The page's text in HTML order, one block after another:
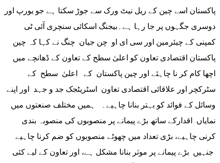
پاکستان اسے چین کے ریل نیٹ ورک سے جوڑ سکتا ہے جو یورپ اور
دوسری جگہوں پر جا رہا ہے۔بیجنگ اسکائی سنچری آئی ٹی
کمپنی کے چیئرمین اور سی ای او چن جیان چنگ نے کہا کہ چین
پاکستان اقتصادی تعاون کو اعلیٰ سطح کے تعاون کے ڈھانچے میں
اچھا کام کر نا چاہئے اور چین پاکستان کے اعلیٰ سطح کے
سٹرکچر اور علاقائی اقتصادی تعاون اسٹریٹجک جد و جہد اور اپنے
وسائل کے فوائد کو بہتر بنانا چاہیے۔ ہمیں مختلف صنعتوں میں
نمایاں اقدارکے ساتھ بڑے پیمانے پر منصوبوں کی منصوبہ بندی
کرنی چاہیے، بڑی تعداد میں چھوٹے منصوبوں کو ضم کرنا چاہیے
جنہیں بڑے پیمانے پر موثر بنانا مشکل ہے، اور تعاون کے لیے کئی